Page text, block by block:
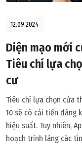
12.09.2024
Diện mạo mới
Tiêu chí lựa
cư
Tiêu chí lựa chọn cửa
10 sẽ có cải tiến đáng
hiệu suất. Tuy nhiên,
hoạch trình làng các